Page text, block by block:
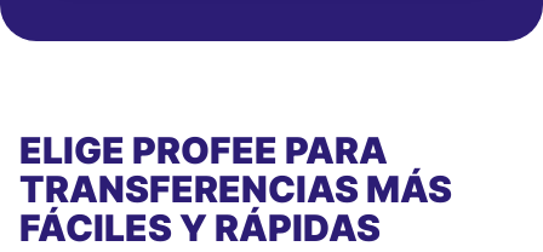
ELIGE PROFEE PARA
TRANSFERENCIAS MÁS
FÁCILES Y RÁPIDAS